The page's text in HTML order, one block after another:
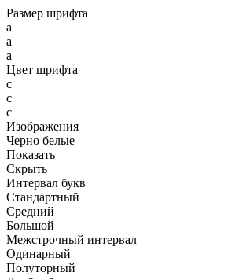
Размер шрифта
a
a
a
Цвет шрифта
c
c
c
Изображения
Черно белые
Показать
Скрыть
Интервал букв
Стандартный
Средний
Большой
Межстрочный интервал
Одинарный
Полуторный